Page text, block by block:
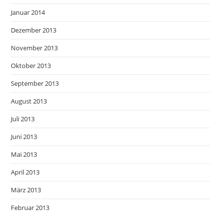
Januar 2014
Dezember 2013
November 2013
Oktober 2013
September 2013
August 2013
Juli 2013
Juni 2013
Mai 2013
April 2013
März 2013
Februar 2013